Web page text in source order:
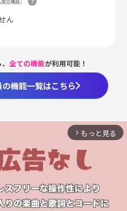
限定機能）
ん
、全ての機能が利用可能！
機能一覧はこちら
arrow_forward_ios もっと見る